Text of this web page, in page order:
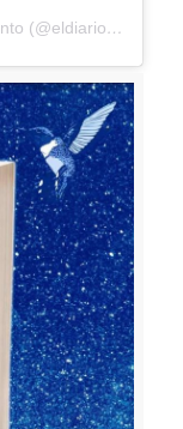
A post shared by El Diario Agradecimiento (@eldiarioagradecimiento)